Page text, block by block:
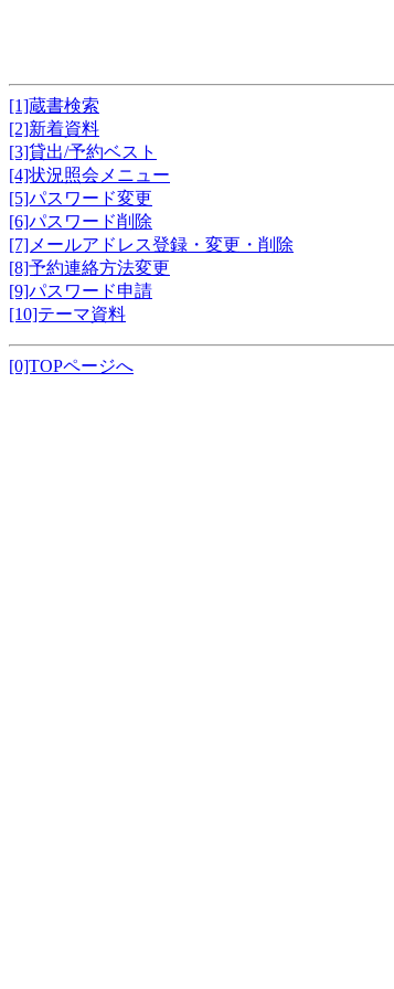
[1]蔵書検索
[2]新着資料
[3]貸出/予約ベスト
[4]状況照会メニュー
[5]パスワード変更
[6]パスワード削除
[7]メールアドレス登録・変更・削除
[8]予約連絡方法変更
[9]パスワード申請
[10]テーマ資料
[0]TOPページへ